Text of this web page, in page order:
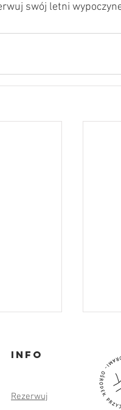
swój letni
Info
Rezerwuj